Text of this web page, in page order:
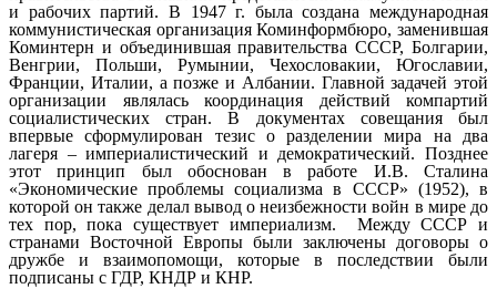
и рабочих партий. В 1947 г. была создана международная
коммунистическая организация Коминформбюро, заменившая
Коминтерн и объединившая правительства СССР, Болгарии,
Венгрии, Польши, Румынии, Чехословакии, Югославии,
Франции, Италии, а позже и Албании. Главной задачей этой
организации являлась координация действий компартий
социалистических стран. В документах совещания был
впервые сформулирован тезис о разделении мира на два
лагеря – империалистический и демократический. Позднее
этот принцип был обоснован в работе И.В. Сталина
«Экономические проблемы социализма в СССР» (1952), в
которой он также делал вывод о неизбежности войн в мире до
тех пор, пока существует империализм. Между СССР и
странами Восточной Европы были заключены договоры о
дружбе и взаимопомощи, которые в последствии были
подписаны с ГДР, КНДР и КНР.